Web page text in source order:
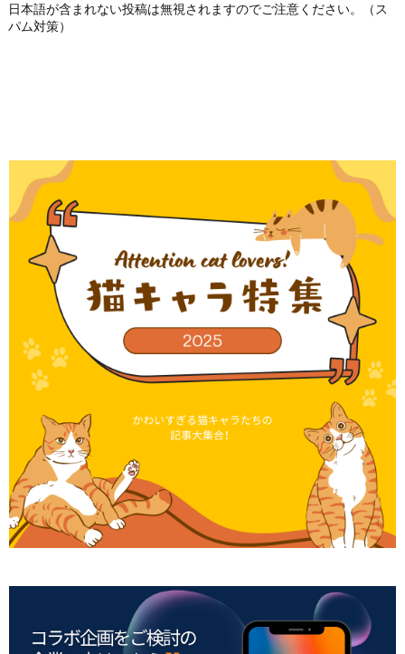
日本語が含まれない投稿は無視されますのでご注意ください。（ス
パム対策）